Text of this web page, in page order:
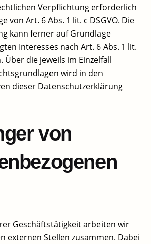
Verpflichtung erforderlich
von Art. 6 Abs. 1 lit. c DSGVO. Die
kann ferner auf Grundlage
Interesses nach Art. 6 Abs. 1 lit.
Über die jeweils im Einzelfall
wird in den
dieser Datenschutzerklärung
von
Geschäftstätigkeit arbeiten wir
externen Stellen zusammen. Dabei